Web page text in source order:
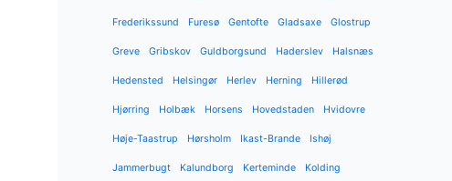
Frederikssund Furesø Gentofte Gladsaxe Glostrup
Greve Gribskov Guldborgsund Haderslev Halsnæs
Hedensted Helsingør Herlev Herning Hillerød
Hjørring Holbæk Horsens Hovedstaden Hvidovre
Høje-Taastrup Hørsholm Ikast-Brande Ishøj
Jammerbugt Kalundborg Kerteminde Kolding